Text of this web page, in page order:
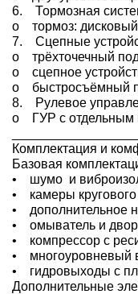
6. Тормозная
o тормоз:
7. Сцепные
o трёхточечный
o сцепное
o быстросъёмный
8. Рулевое
o ГУР с отдельным
Комплектация и
Базовая
• шумо и
• камеры кругового
• дополнительное
• омыватель и
• компрессор с
• многоуровневый
• гидровыходы с
Дополнительные